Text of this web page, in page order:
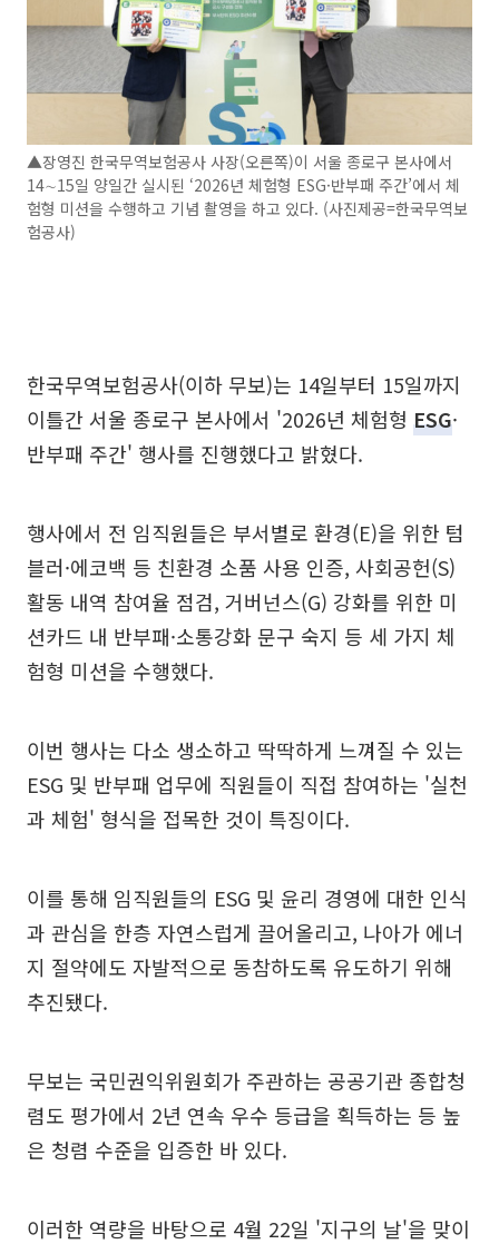
▲장영진 한국무역보험공사 사장(오른쪽)이 서울 종로구 본사에서
14∼15일 양일간 실시된 ‘2026년 체험형 ESG·반부패 주간’에서 체
험형 미션을 수행하고 기념 촬영을 하고 있다. (사진제공=한국무역보
험공사)
한국무역보험공사(이하 무보)는 14일부터 15일까지
이틀간 서울 종로구 본사에서 '2026년 체험형 ESG·
반부패 주간' 행사를 진행했다고 밝혔다.
행사에서 전 임직원들은 부서별로 환경(E)을 위한 텀
블러·에코백 등 친환경 소품 사용 인증, 사회공헌(S)
활동 내역 참여율 점검, 거버넌스(G) 강화를 위한 미
션카드 내 반부패·소통강화 문구 숙지 등 세 가지 체
험형 미션을 수행했다.
이번 행사는 다소 생소하고 딱딱하게 느껴질 수 있는
ESG 및 반부패 업무에 직원들이 직접 참여하는 '실천
과 체험' 형식을 접목한 것이 특징이다.
이를 통해 임직원들의 ESG 및 윤리 경영에 대한 인식
과 관심을 한층 자연스럽게 끌어올리고, 나아가 에너
지 절약에도 자발적으로 동참하도록 유도하기 위해
추진됐다.
무보는 국민권익위원회가 주관하는 공공기관 종합청
렴도 평가에서 2년 연속 우수 등급을 획득하는 등 높
은 청렴 수준을 입증한 바 있다.
이러한 역량을 바탕으로 4월 22일 '지구의 날'을 맞이